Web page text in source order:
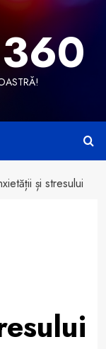
și stresului